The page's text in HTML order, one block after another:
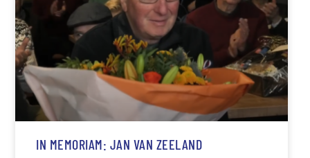
IN MEMORIAM: JAN VAN ZEELAND